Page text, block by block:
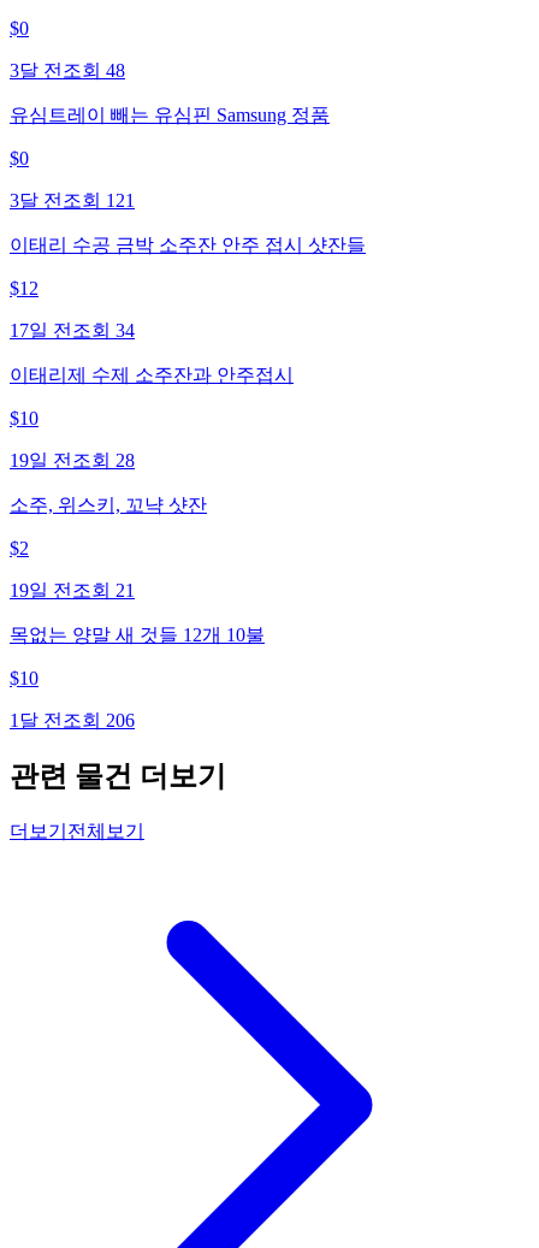
$0
3달 전 조회 48
유심트레이 빼는 유심핀 Samsung 정품
$0
3달 전 조회 121
이태리 수공 금박 소주잔 안주 접시 샷잔들
$12
17일 전 조회 34
이태리제 수제 소주잔과 안주접시
$10
19일 전 조회 28
소주, 위스키, 꼬냑 샷잔
$2
19일 전 조회 21
목없는 양말 새 것들 12개 10불
$10
1달 전 조회 206
관련 물건 더보기
더보기 전체보기